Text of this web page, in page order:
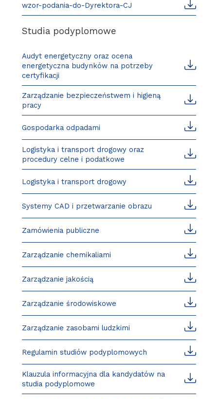
wzor-podania-do-Dyrektora-CJ
Studia podyplomowe
Audyt energetyczny oraz ocena
energetyczna budynków na potrzeby
certyfikacji
Zarządzanie bezpieczeństwem i higieną
pracy
Gospodarka odpadami
Logistyka i transport drogowy oraz
procedury celne i podatkowe
Logistyka i transport drogowy
Systemy CAD i przetwarzanie obrazu
Zamówienia publiczne
Zarządzanie chemikaliami
Zarządzanie jakością
Zarządzanie środowiskowe
Zarządzanie zasobami ludzkimi
Regulamin studiów podyplomowych
Klauzula informacyjna dla kandydatów na
studia podyplomowe